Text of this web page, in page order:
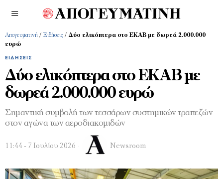
Απογευματινή / Ειδήσεις / Δύο ελικόπτερα στο ΕΚΑΒ με δωρεά 2.000.000
ευρώ
ΕΙΔΉΣΕΙΣ
Δύο ελικόπτερα στο ΕΚΑΒ με
δωρεά 2.000.000 ευρώ
Σημαντική συμβολή των τεσσάρων συστημικών τραπεζών
στον αγώνα των αεροδιακομιδών
11:44 - 7 Ιουλίου 2026 Newsroom